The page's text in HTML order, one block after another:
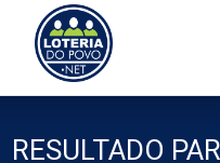
RESULTADO